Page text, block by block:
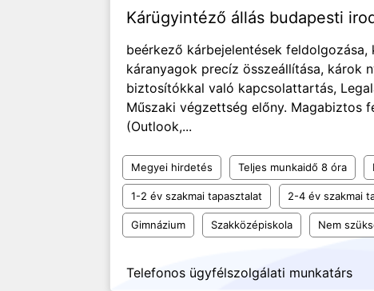
Kárügyintéző állás budapesti
beérkező kárbejelentések
káranyagok precíz összeállítása, károk
biztosítókkal való kapcsolattartás,
Műszaki végzettség előny. Magabiztos
(Outlook,...
Megyei hirdetés Teljes munkaidő 8 óra
1-2 év szakmai tapasztalat 2-4 év szakmai
Gimnázium Szakközépiskola Nem
Telefonos ügyfélszolgálati munkatárs